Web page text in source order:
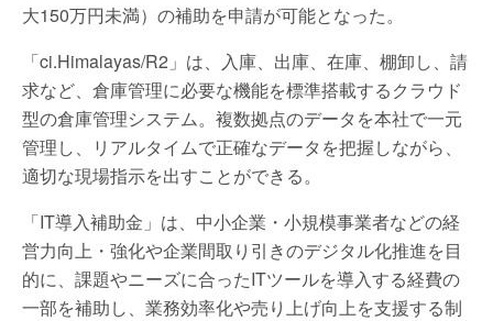
大150万円未満）の補助を申請が可能となった。
「ci.Himalayas/R2」は、入庫、出庫、在庫、棚卸し、請
求など、倉庫管理に必要な機能を標準搭載するクラウド
型の倉庫管理システム。複数拠点のデータを本社で一元
管理し、リアルタイムで正確なデータを把握しながら、
適切な現場指示を出すことができる。
「IT導入補助金」は、中小企業・小規模事業者などの経
営力向上・強化や企業間取り引きのデジタル化推進を目
的に、課題やニーズに合ったITツールを導入する経費の
一部を補助し、業務効率化や売り上げ向上を支援する制